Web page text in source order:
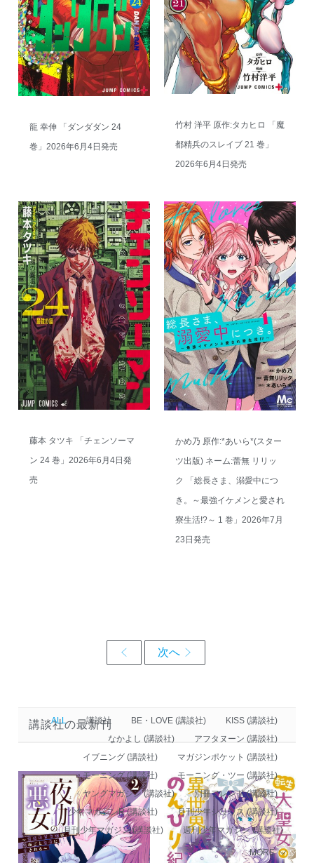
龍 幸伸 「ダンダダン 24
巻」2026年6月4日発売
竹村 洋平 原作:タカヒロ 「魔
都精兵のスレイブ 21 巻」
2026年6月4日発売
藤本 タツキ 「チェンソーマ
ン 24 巻」2026年6月4日発
売
かめ乃 原作:*あいら*(スター
ツ出版) ネーム:蕾無 リリッ
ク 「総長さま、溺愛中につ
き。～最強イケメンと愛され
寮生活!?～ 1 巻」2026年7月
23日発売
講談社の最新刊
ALL 講談社 BE・LOVE (講談社)
KISS (講談社)
なかよし (講談社)
アフタヌーン (講談社)
イブニング (講談社)
マガジンポケット (講談社)
モーニング (講談社)
モーニング・ツー (講談社)
ヤングマガジン (講談社)
別冊フレンド (講談社)
少年マガジンR (講談社)
月刊少年シリウス (講談社)
月刊少年マガジン (講談社)
週刊少年マガジン (講談社)
MORE